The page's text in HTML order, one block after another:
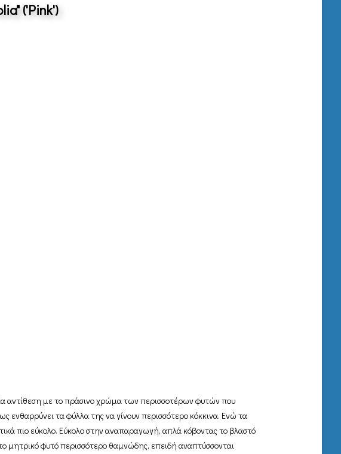
('Pink')
αντίθεση με το πράσινο χρώμα των περισσοτέρων φυτών που
ενθαρρύνει τα φύλλα της να γίνουν περισσότερο κόκκινα. Ενώ τα
πιο εύκολο. Εύκολο στην αναπαραγωγή, απλά κόβοντας το βλαστό
μητρικό φυτό περισσότερο θαμνώδης, επειδή αναπτύσσονται